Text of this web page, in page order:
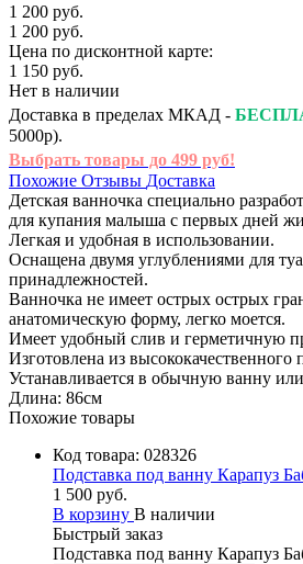
1 200 руб.
1 200 руб.
Цена по дисконтной карте:
1 150 руб.
Нет в наличии
Доставка в пределах МКАД -
5000р).
Выбрать товары до 499 руб!
Похожие Отзывы Доставка
Детская ванночка специально
для купания малыша с первых дней
Легкая и удобная в использовании.
Оснащена двумя углублениями для
принадлежностей.
Ванночка не имеет острых острых
анатомическую форму, легко моется.
Имеет удобный слив и герметичную
Изготовлена из высококачественного
Устанавливается в обычную ванну
Длина: 86см
Похожие товары
Код товара: 028326
Подставка под ванну Карапуз
1 500 руб.
В корзину В наличии
Быстрый заказ
Подставка под ванну Карапуз